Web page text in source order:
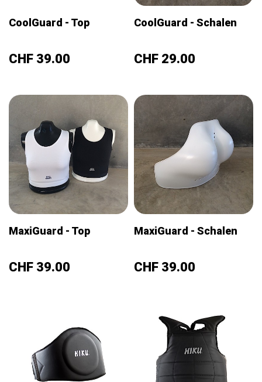
CoolGuard - Top
Preis
CHF 39.00
CoolGuard - Schalen
Preis
CHF 29.00
MaxiGuard - Top
Preis
CHF 39.00
MaxiGuard - Schalen
Preis
CHF 39.00